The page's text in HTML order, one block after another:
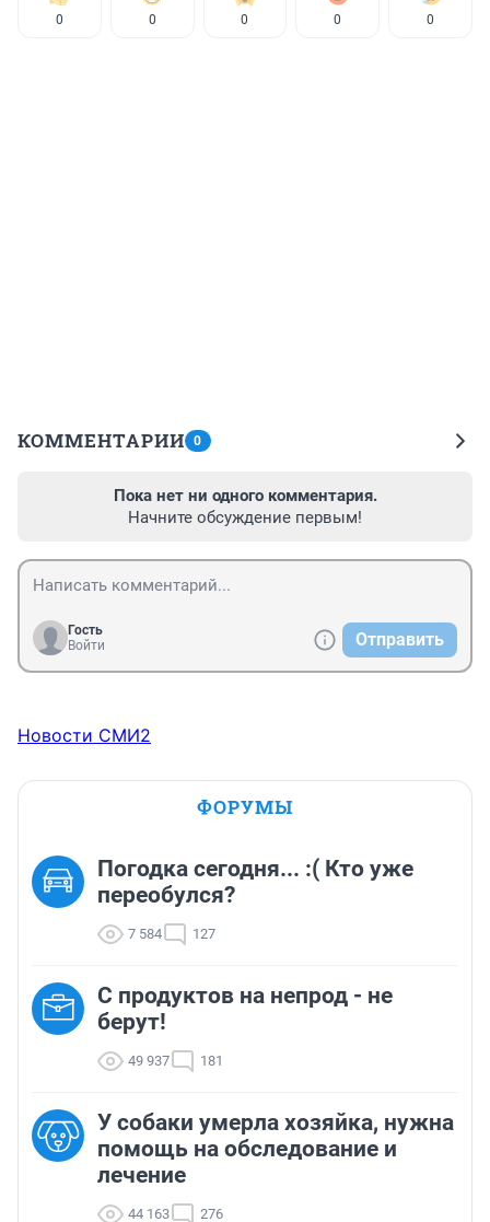
0 0 0 0 0
КОММЕНТАРИИ 0
Пока нет ни одного комментария.
Начните обсуждение первым!
Гость
Войти
Отправить
Новости СМИ2
ФОРУМЫ
Погодка сегодня... :( Кто уже
переобулся?
7 584 127
С продуктов на непрод - не
берут!
49 937 181
У собаки умерла хозяйка, нужна
помощь на обследование и
лечение
44 163 276